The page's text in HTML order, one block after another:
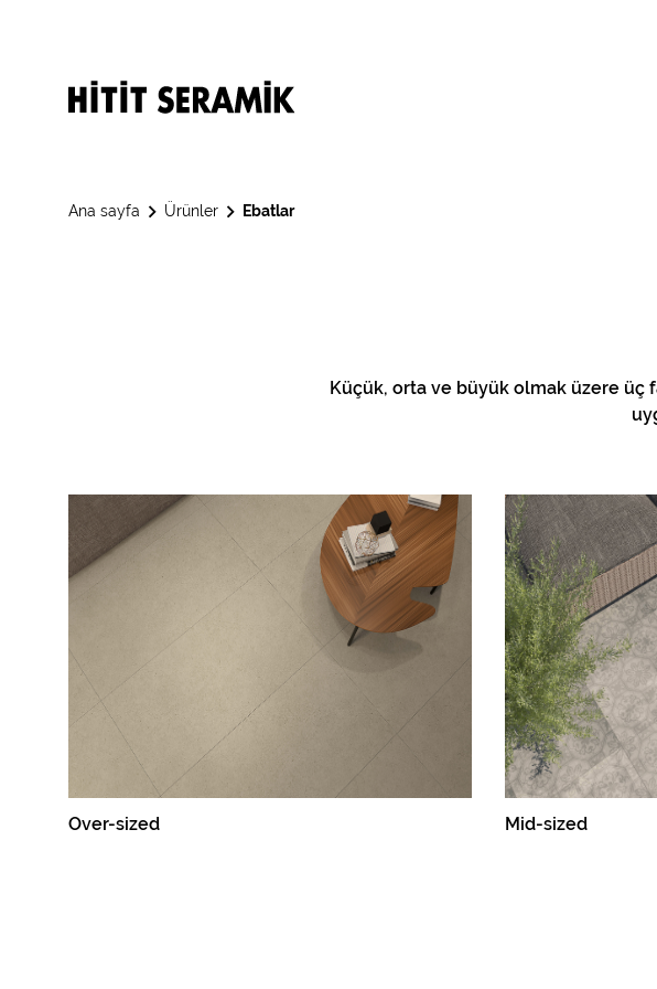
Ana sayfa Ürünler Ebatlar
Küçük, orta ve büyük olmak üzere üç
Over-sized Mid-sized